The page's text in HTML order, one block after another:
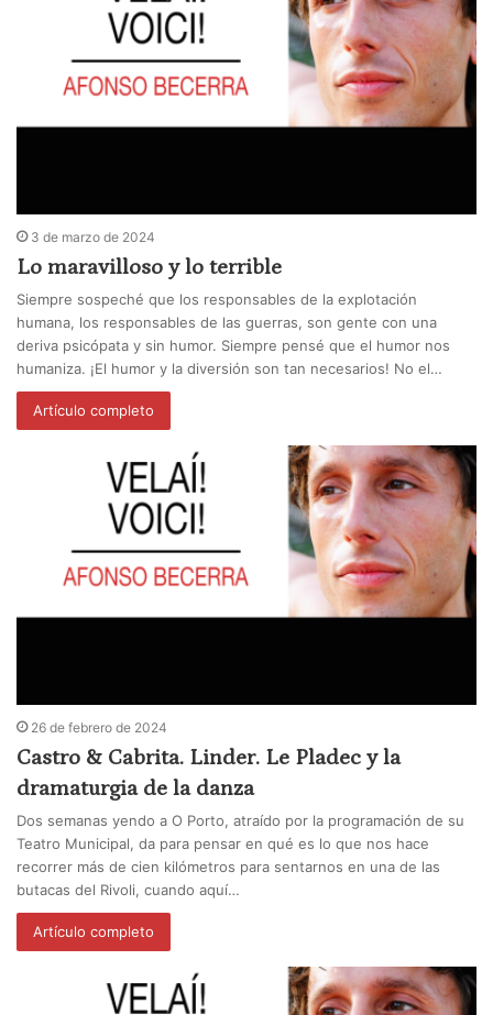
3 de marzo de 2024
Lo maravilloso y lo terrible
Siempre sospeché que los responsables de la explotación
humana, los responsables de las guerras, son gente con una
deriva psicópata y sin humor. Siempre pensé que el humor nos
humaniza. ¡El humor y la diversión son tan necesarios! No el…
Artículo completo
26 de febrero de 2024
Castro & Cabrita. Linder. Le Pladec y la
dramaturgia de la danza
Dos semanas yendo a O Porto, atraído por la programación de su
Teatro Municipal, da para pensar en qué es lo que nos hace
recorrer más de cien kilómetros para sentarnos en una de las
butacas del Rivoli, cuando aquí…
Artículo completo